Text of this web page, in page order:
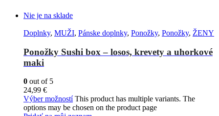
Nie je na sklade
Doplnky, MUŽI, Pánske doplnky, Ponožky, Ponožky, ŽENY
Ponožky Sushi box – losos, krevety a uhorkové
maki
0 out of 5
24,99 €
Výber možností This product has multiple variants. The
options may be chosen on the product page